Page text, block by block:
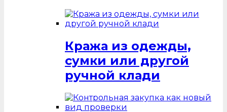
Кража из одежды,
сумки или другой
ручной клади